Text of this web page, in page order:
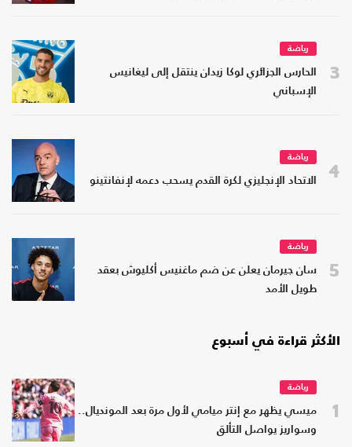
3
رياضة
الحارس الجزائري لوكا زيدان ينتقل إلى ليغانيس
الإسباني
4
رياضة
الاتحاد الإنجليزي لكرة القدم يسحب دعمه لإنفانتينو
5
رياضة
سان جيرمان يعلن عن ضم ماغنيس أكليوش بعقد
طويل الأمد
الأكثر قراءة في أسبوع
1
رياضة
ميسي يظهر مع إنتر ميامي لأول مرة بعد المونديال..
وسواريز يواصل التألق